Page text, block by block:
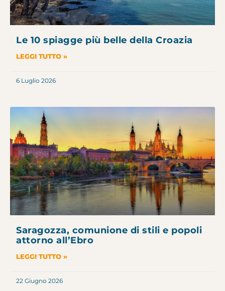
Le 10 spiagge più belle della Croazia
LEGGI TUTTO »
6 Luglio 2026
Saragozza, comunione di stili e popoli
attorno all’Ebro
LEGGI TUTTO »
22 Giugno 2026